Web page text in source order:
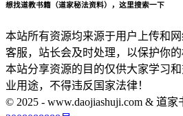
想找道教书籍（道家秘法资料），这里搜索一下
本站所有资源均来源于用户上传和
客服，站长会及时处理，以保护你的
本站分享资源的目的仅供大家学习
业用途，不得违反国家法律！
© 2025 - www.daojiashuji.com & 道